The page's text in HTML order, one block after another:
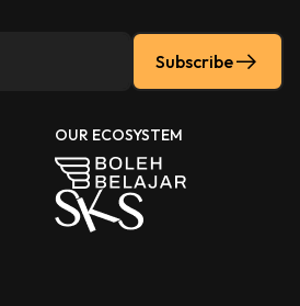
Subscribe
OUR ECOSYSTEM